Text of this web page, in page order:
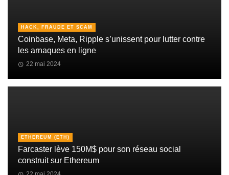
HACK, FRAUDE ET SCAM
Coinbase, Meta, Ripple s’unissent pour lutter contre
les arnaques en ligne
22 mai 2024
ETHEREUM (ETH)
Farcaster lève 150M$ pour son réseau social
construit sur Ethereum